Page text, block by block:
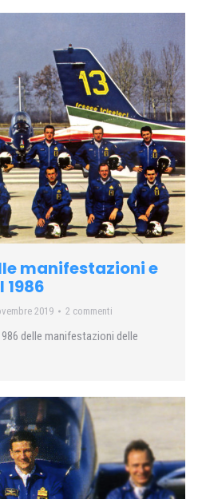
manifestazioni e
2019 2 commenti
delle manifestazioni delle